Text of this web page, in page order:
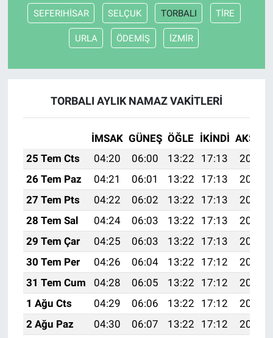
SEFERIHİSAR SELÇUK TORBALI TİRE
URLA ÖDEMİŞ İZMİR
TORBALI AYLIK NAMAZ VAKITLERI
İMSAK GÜNEŞ ÖĞLE İKINDI AKŞAM
25 Tem Cts
04:20 06:00 13:22 17:13
20:34
26 Tem Paz
04:21 06:01 13:22 17:13
20:33
27 Tem Pts
04:22 06:02 13:22 17:13
20:33
28 Tem Sal
04:24 06:03 13:22 17:13
20:32
29 Tem Çar
04:25 06:03 13:22 17:13
20:31
30 Tem Per
04:26 06:04 13:22 17:12
20:30
31 Tem Cum
04:28 06:05 13:22 17:12
20:29
1 Ağu Cts
04:29 06:06 13:22 17:12
20:28
2 Ağu Paz
04:30 06:07 13:22 17:12
20:27